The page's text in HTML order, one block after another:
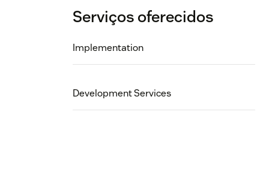
Serviços oferecidos
Implementation
Development Services